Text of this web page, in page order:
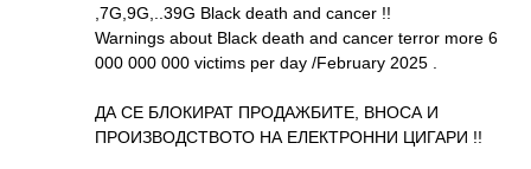
,7G,9G,..39G Black death and cancer !!
Warnings about Black death and cancer terror more 6
000 000 000 victims per day /February 2025 .
ДА СЕ БЛОКИРАТ ПРОДАЖБИТЕ, ВНОСА И
ПРОИЗВОДСТВОТО НА ЕЛЕКТРОННИ ЦИГАРИ !!